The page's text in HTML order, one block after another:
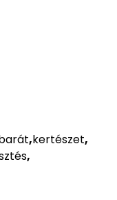
,kertészet,
,